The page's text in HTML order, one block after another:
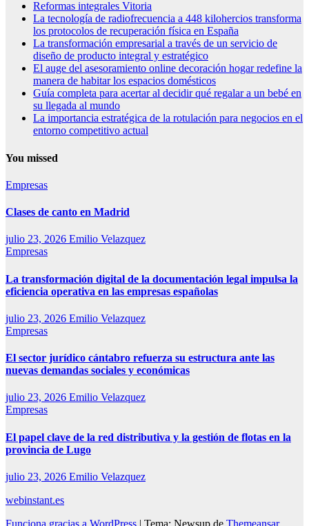
Reformas integrales Vitoria
La tecnología de radiofrecuencia a 448 kilohercios transforma
los protocolos de recuperación física en España
La transformación empresarial a través de un servicio de
diseño de producto integral y estratégico
El auge del asesoramiento online decoración hogar redefine la
manera de habitar los espacios domésticos
Guía completa para acertar al decidir qué regalar a un bebé en
su llegada al mundo
La importancia estratégica de la rotulación para negocios en el
entorno competitivo actual
You missed
Empresas
Clases de canto en Madrid
julio 23, 2026 Emilio Velazquez
Empresas
La transformación digital de la documentación legal impulsa la
eficiencia operativa en las empresas españolas
julio 23, 2026 Emilio Velazquez
Empresas
El sector jurídico cántabro refuerza su estructura ante las
nuevas demandas sociales y económicas
julio 23, 2026 Emilio Velazquez
Empresas
El papel clave de la red distributiva y la gestión de flotas en la
provincia de Lugo
julio 23, 2026 Emilio Velazquez
webinstant.es
Funciona gracias a WordPress | Tema: Newsup de Themeansar